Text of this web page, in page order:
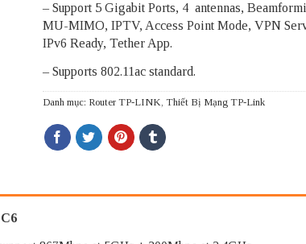
– Support 5 Gigabit Ports, 4 antennas,
MU-MIMO, IPTV, Access Point Mode, VPN
IPv6 Ready, Tether App.
– Supports 802.11ac standard.
Danh mục: Router TP-LINK, Thiết Bị Mạng TP-Link